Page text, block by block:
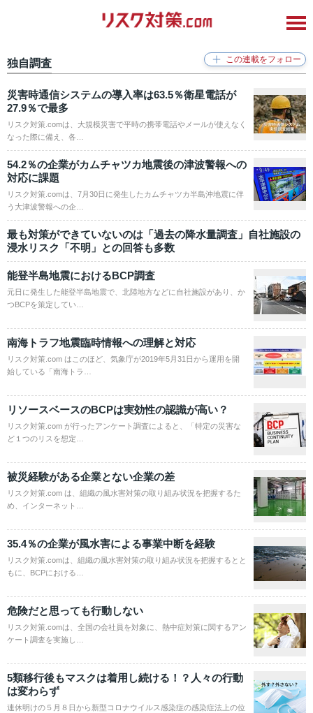
独自調査
災害時通信システムの導入率は63.5％衛星電話が
27.9％で最多
リスク対策.comは、大規模災害で平時の携帯電話やメールが使えなく
なった際に備え、各…
54.2％の企業がカムチャツカ地震後の津波警報への
対応に課題
リスク対策.comは、7月30日に発生したカムチャツカ半島沖地震に伴
う大津波警報への企…
最も対策ができていないのは「過去の降水量調査」自社施設の
浸水リスク「不明」との回答も多数
能登半島地震におけるBCP調査
元日に発生した能登半島地震で、北陸地方などに自社施設があり、か
つBCPを策定してい…
南海トラフ地震臨時情報への理解と対応
リスク対策.com はこのほど、気象庁が2019年5月31日から運用を開
始している「南海トラ…
リソースベースのBCPは実効性の認識が高い？
リスク対策.com が行ったアンケート調査によると、「特定の災害な
ど１つのリスを想定…
被災経験がある企業とない企業の差
リスク対策.com は、組織の風水害対策の取り組み状況を把握するた
め、インターネット…
35.4％の企業が風水害による事業中断を経験
リスク対策.comは、組織の風水害対策の取り組み状況を把握するとと
もに、BCPにおける…
危険だと思っても行動しない
リスク対策.comは、全国の会社員を対象に、熱中症対策に関するアン
ケート調査を実施し…
5類移行後もマスクは着用し続ける！？人々の行動
は変わらず
連休明けの５月８日から新型コロナウイルス感染症の感染症法上の位